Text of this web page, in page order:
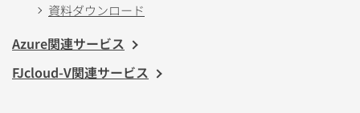
資料ダウンロード
Azure関連サービス
FJcloud-V関連サービス